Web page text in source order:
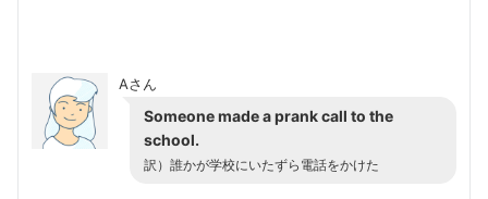
Aさん
Someone made a prank call to the
school.
訳）誰かが学校にいたずら電話をかけた